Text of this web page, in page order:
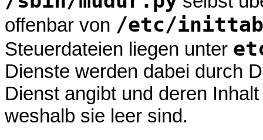
offenbar von /etc/inittab
Steuerdateien liegen unter
Dienste werden dabei durch
Dienst angibt und deren
weshalb sie leer sind.